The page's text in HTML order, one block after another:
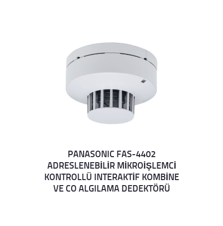
Details
PANASONIC FAS-4402
ADRESLENEBİLİR MİKROİŞLEMCİ
KONTROLLÜ INTERAKTİF KOMBİNE
VE CO ALGILAMA DEDEKTÖRÜ